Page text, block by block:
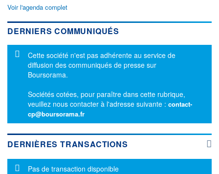
Voir l'agenda complet
DERNIERS COMMUNIQUÉS
Message d'information
Cette société n'est pas adhérente au service de
diffusion des communiqués de presse sur
Boursorama.
Sociétés cotées, pour paraître dans cette rubrique,
veuillez nous contacter à l'adresse suivante : contact-
cp@boursorama.fr
DERNIÈRES TRANSACTIONS
Message d'information
Pas de transaction disponible